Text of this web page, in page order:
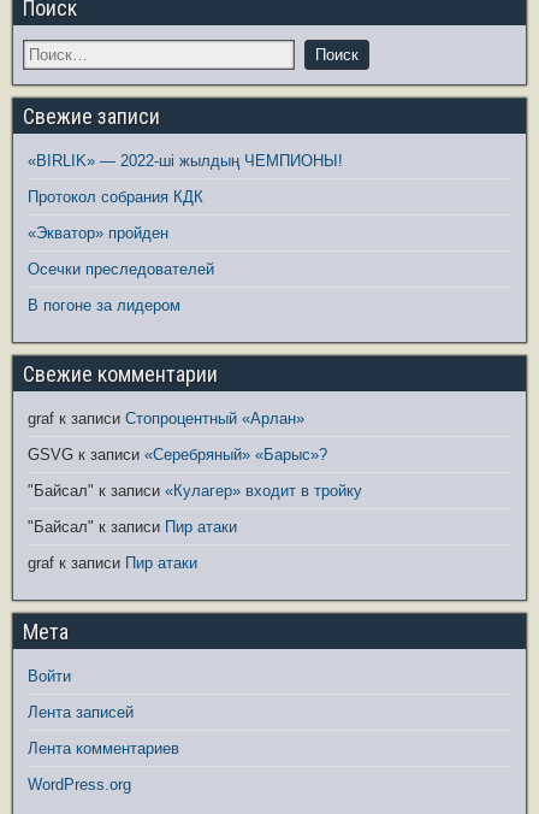
Поиск
Свежие записи
«BIRLIK» — 2022-ші жылдың ЧЕМПИОНЫ!
Протокол собрания КДК
«Экватор» пройден
Осечки преследователей
В погоне за лидером
Свежие комментарии
graf к записи Стопроцентный «Арлан»
GSVG к записи «Серебряный» «Барыс»?
"Байсал" к записи «Кулагер» входит в тройку
"Байсал" к записи Пир атаки
graf к записи Пир атаки
Мета
Войти
Лента записей
Лента комментариев
WordPress.org